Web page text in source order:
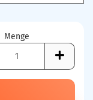
Menge